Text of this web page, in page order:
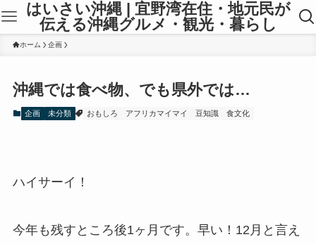
はいさい沖縄 | 宜野湾在住・地元民が
伝える沖縄グルメ・観光・暮らし
ホーム 企画
沖縄では食べ物、でも県外では…
企画 未分類 おもしろ アフリカマイマイ 豆知識 食文化
ハイサーイ！
今年も残すところ後1ヶ月です。早い！12月と言え